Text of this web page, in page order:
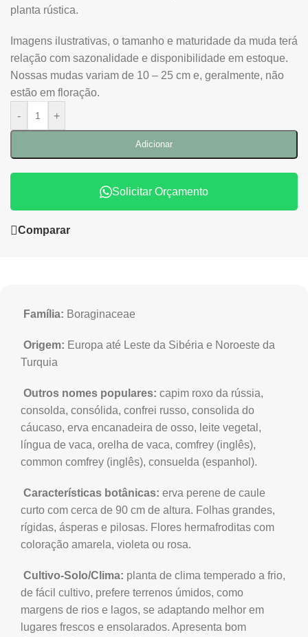
planta rústica.
Imagens ilustrativas, o tamanho e maturidade da muda terá
relação com sazonalidade e disponibilidade em estoque.
Nossas mudas variam de 10 – 25 cm e, geralmente, não
estão em floração.
-
+
Adicionar
Solicitar Orçamento
Comparar
Família: Boraginaceae
Origem: Europa até Leste da Sibéria e Noroeste da
Turquia
Outros nomes populares: capim roxo da rússia,
consolda, consólida, confrei russo, consolida do
cáucaso, erva encanadeira de osso, leite vegetal,
língua de vaca, orelha de vaca, comfrey (inglês),
common comfrey (inglês), consuelda (espanhol).
Características botânicas: erva perene de caule
curto com cerca de 90 cm de altura. Folhas grandes,
rígidas, ásperas e pilosas. Flores hermafroditas com
coloração amarela, violeta ou rosa.
Cultivo-Solo/Clima: planta de clima temperado a frio,
de fácil cultivo, prefere terrenos úmidos, como
margens de rios e lagos, se adaptando melhor em
lugares frescos e ensolarados. Apresenta bom